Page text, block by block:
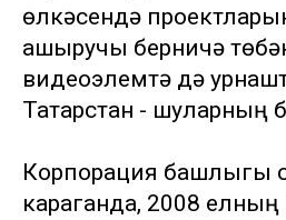
өлкәсендә
ашыручы берничә
видеоэлемтә дә
Татарстан - шуларның
Корпорация башлыгы
караганда, 2008 елның